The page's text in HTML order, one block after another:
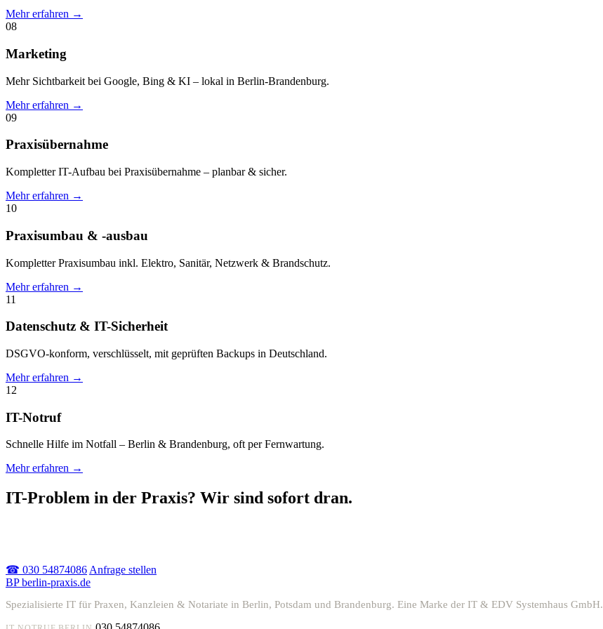
Mehr erfahren →
08
Marketing
Mehr Sichtbarkeit bei Google, Bing & KI – lokal in Berlin-Brandenburg.
Mehr erfahren →
09
Praxisübernahme
Kompletter IT-Aufbau bei Praxisübernahme – planbar & sicher.
Mehr erfahren →
10
Praxisumbau & -ausbau
Kompletter Praxisumbau inkl. Elektro, Sanitär, Netzwerk & Brandschutz.
Mehr erfahren →
11
Datenschutz & IT-Sicherheit
DSGVO-konform, verschlüsselt, mit geprüften Backups in Deutschland.
Mehr erfahren →
12
IT-Notruf
Schnelle Hilfe im Notfall – Berlin & Brandenburg, oft per Fernwartung.
Mehr erfahren →
IT-Problem in der Praxis? Wir sind sofort dran.
☎ 030 54874086 Anfrage stellen
BP berlin-praxis.de
Spezialisierte IT für Praxen, Kanzleien & Notariate in Berlin, Potsdam und Brandenburg. Eine Marke der IT & EDV Systemhaus GmbH.